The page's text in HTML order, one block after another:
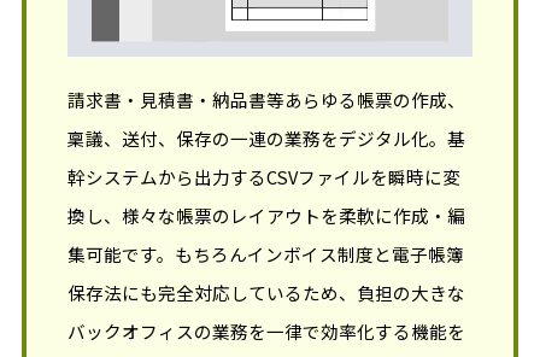
請求書・見積書・納品書等あらゆる帳票の作成、
稟議、送付、保存の一連の業務をデジタル化。基
幹システムから出力するCSVファイルを瞬時に変
換し、様々な帳票のレイアウトを柔軟に作成・編
集可能です。もちろんインボイス制度と電子帳簿
保存法にも完全対応しているため、負担の大きな
バックオフィスの業務を一律で効率化する機能を